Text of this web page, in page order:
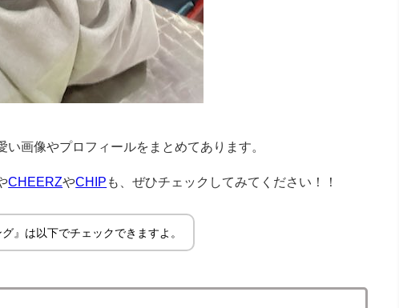
画像やプロフィールをまとめてあります。
CHEERZやCHIP も、ぜひチェックしてみてください！！
』は以下でチェックできますよ。